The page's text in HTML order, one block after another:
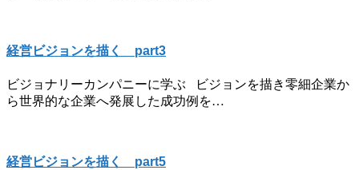
経営ビジョンを描く part3
ビジョナリーカンパニーに学ぶ ビジョンを描き零細企業か
ら世界的な企業へ発展した成功例を…
経営ビジョンを描く part5